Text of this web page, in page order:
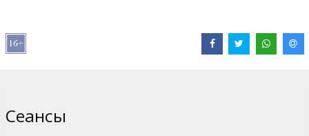
В ролях:
Lauren Cohan,Iko Uwais,Ronda
Rousey
Сеансы